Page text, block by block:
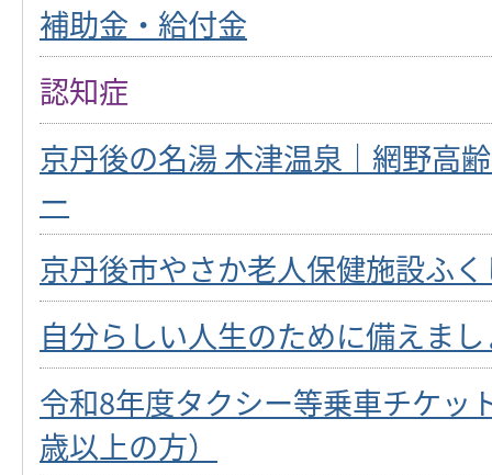
補助金・給付金
認知症
京丹後の名湯 木津温泉｜網野高
ー
京丹後市やさか老人保健施設ふ
自分らしい人生のために備えま
令和8年度タクシー等乗車チケッ
歳以上の方）